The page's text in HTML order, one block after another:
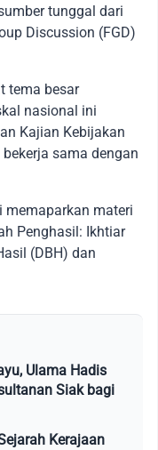
tunggal dari
Discussion (FGD)
tema besar
nasional ini
Kajian Kebijakan
sama dengan
memaparkan materi
Penghasil: Ikhtiar
(DBH) dan
Ulama Hadis
Siak bagi
Kerajaan